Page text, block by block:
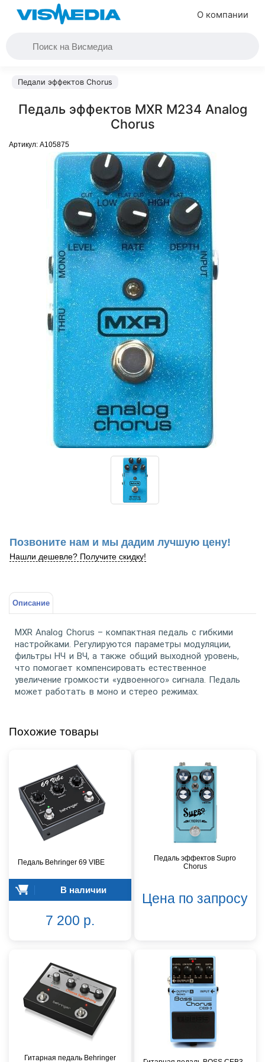
О компании
Педали эффектов Chorus
Педаль эффектов MXR M234 Analog
Chorus
Артикул: A105875
Позвоните нам и мы дадим лучшую цену!
Нашли дешевле? Получите скидку!
Описание
MXR Analog Chorus – компактная педаль с гибкими
настройками. Регулируются параметры модуляции,
фильтры НЧ и ВЧ, а также общий выходной уровень,
что помогает компенсировать естественное
увеличение громкости «удвоенного» сигнала. Педаль
может работать в моно и стерео режимах.
Похожие товары
Педаль Behringer 69 VIBE
В наличии
7 200 р.
Педаль эффектов Supro
Chorus
Цена по запросу
Гитарная педаль Behringer